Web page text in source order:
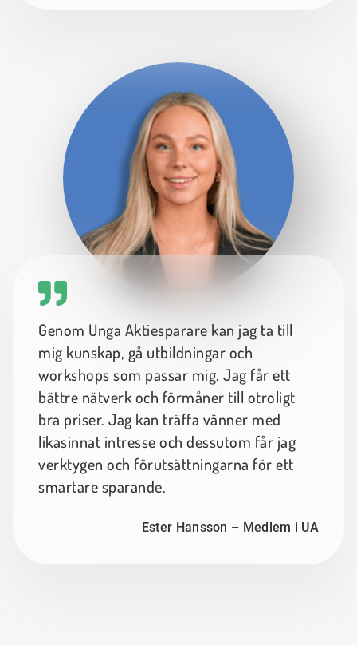
Genom Unga Aktiesparare kan jag ta till
mig kunskap, gå utbildningar och
workshops som passar mig. Jag får ett
bättre nätverk och förmåner till otroligt
bra priser. Jag kan träffa vänner med
likasinnat intresse och dessutom får jag
verktygen och förutsättningarna för ett
smartare sparande.
Ester Hansson – Medlem i UA